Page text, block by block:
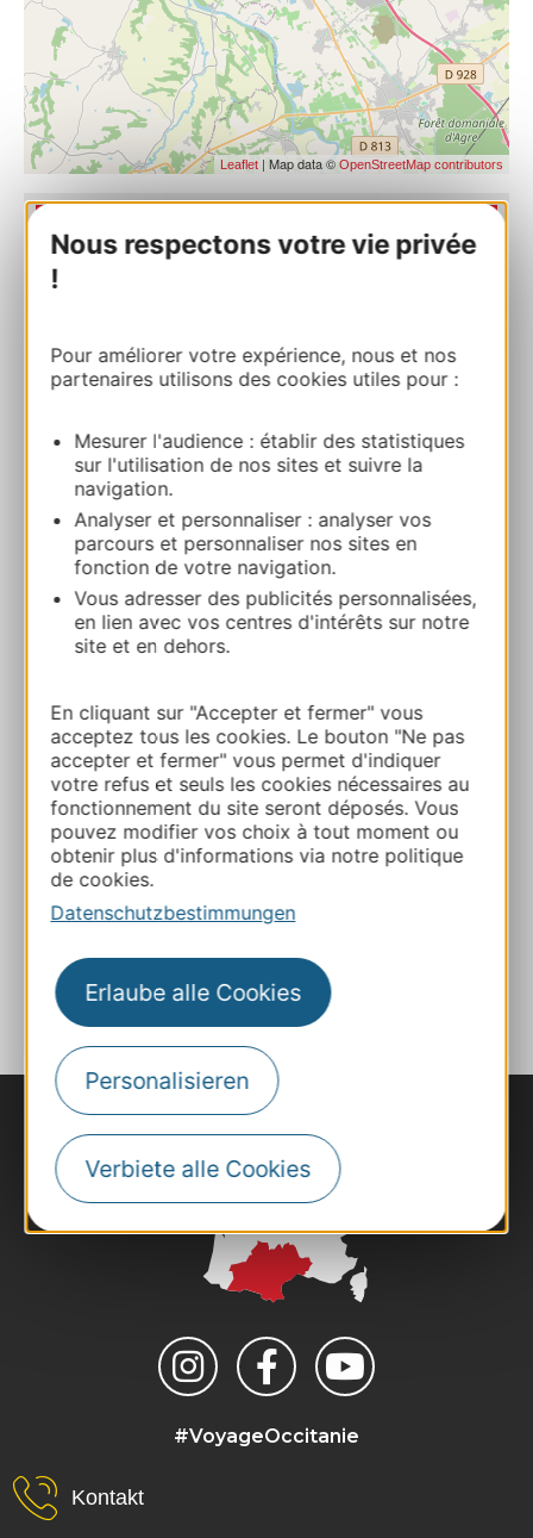
Nous respectons votre vie privée
!
Pour améliorer votre expérience, nous et nos
partenaires utilisons des cookies utiles pour :
Mesurer l'audience : établir des statistiques
sur l'utilisation de nos sites et suivre la
navigation.
Analyser et personnaliser : analyser vos
parcours et personnaliser nos sites en
fonction de votre navigation.
Vous adresser des publicités personnalisées,
en lien avec vos centres d'intérêts sur notre
site et en dehors.
En cliquant sur "Accepter et fermer" vous
acceptez tous les cookies. Le bouton "Ne pas
accepter et fermer" vous permet d'indiquer
votre refus et seuls les cookies nécessaires au
fonctionnement du site seront déposés. Vous
pouvez modifier vos choix à tout moment ou
obtenir plus d'informations via notre politique
de cookies.
Datenschutzbestimmungen
Erlaube alle Cookies
Personalisieren
Verbiete alle Cookies
Leaflet | Map data © OpenStreetMap contributors
RESERVIERUNG
1126 Chemin des Dantous 82100
CASTELSARRASIN
Route & Zugang
06 62 61 19 91
05 65 75 55 66
E-mail
Webseite
#VoyageOccitanie
Kontakt